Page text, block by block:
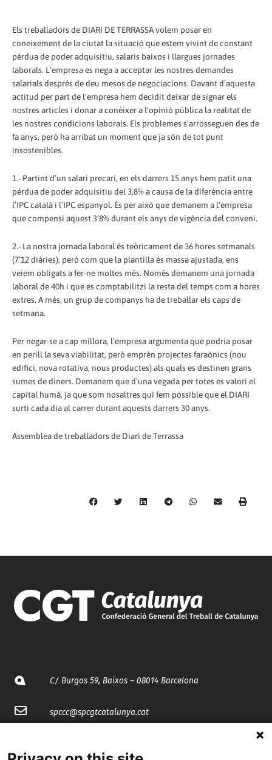
Els treballadors de DIARI DE TERRASSA volem posar en
coneixement de la ciutat la situació que estem vivint de constant
pèrdua de poder adquisitiu, salaris baixos i llargues jornades
laborals. L’empresa es nega a acceptar les nostres demandes
salarials després de deu mesos de negociacions. Davant d’aquesta
actitud per part de l’empresa hem decidit deixar de signar els
nostres articles i donar a conèixer a l’opinió pública la realitat de
les nostres condicions laborals. Els problemes s’arrosseguen des de
fa anys, però ha arribat un moment que ja són de tot punt
insostenibles.
1.- Partint d’un salari precari, en els darrers 15 anys hem patit una
pèrdua de poder adquisitiu del 3,8% a causa de la diferència entre
l’IPC català i l’IPC espanyol. És per això que demanem a l’empresa
que compensi aquest 3’8% durant els anys de vigència del conveni.
2.- La nostra jornada laboral és teòricament de 36 hores setmanals
(7’12 diàries), però com que la plantilla és massa ajustada, ens
veiem obligats a fer-ne moltes més. Només demanem una jornada
laboral de 40h i que es comptabilitzi la resta del temps com a hores
extres. A més, un grup de companys ha de treballar els caps de
setmana.
Per negar-se a cap millora, l’empresa argumenta que podria posar
en perill la seva viabilitat, però emprèn projectes faraònics (nou
edifici, nova rotativa, nous productes) als quals es destinen grans
sumes de diners. Demanem que d’una vegada per totes es valori el
capital humà, ja que som nosaltres qui fem possible que el DIARI
surti cada dia al carrer durant aquests darrers 30 anys.
Assemblea de treballadors de Diari de Terrassa
C/ Burgos 59, Baixos – 08014 Barcelona
spccc@spcgtcatalunya.cat